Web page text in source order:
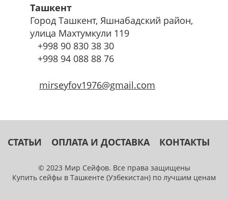
Ташкент
Город Ташкент, Яшнабадский район,
улица Махтумкули 119
+998 90 830 38 30
+998 94 088 88 76
mirseyfov1976@gmail.com
СТАТЬИ ОПЛАТА И ДОСТАВКА КОНТАКТЫ
© 2023 Мир Сейфов. Все права защищены
Купить сейфы в Ташкенте (Узбекистан) по лучшим ценам